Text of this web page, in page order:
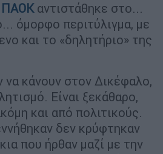
ΠΑΟΚαντιστάθηκε στο...
όμορφο περιτύλιγμα, με
και το «δηλητήριο» της
κάνουν στον Δικέφαλο,
Είναι ξεκάθαρο,
και από πολιτικούς.
δεν κρύφτηκαν
που ήρθαν μαζί με την